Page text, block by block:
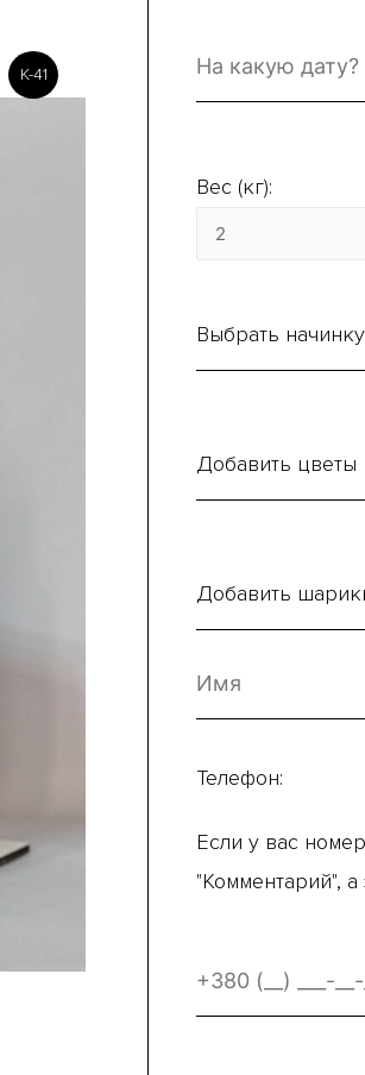
K-41
Вес (кг):
Выбрать начинку
Добавить цветы
Добавить
Телефон:
Если у вас
"Комментарий",